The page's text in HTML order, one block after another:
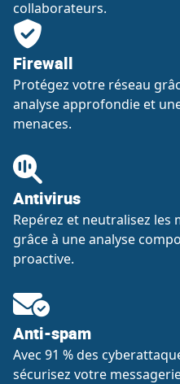
collaborateurs.
Firewall
Protégez votre réseau
analyse approfondie et
menaces.
Antivirus
Repérez et neutralisez les
grâce à une analyse
proactive.
Anti-spam
Avec 91 % des
sécurisez votre